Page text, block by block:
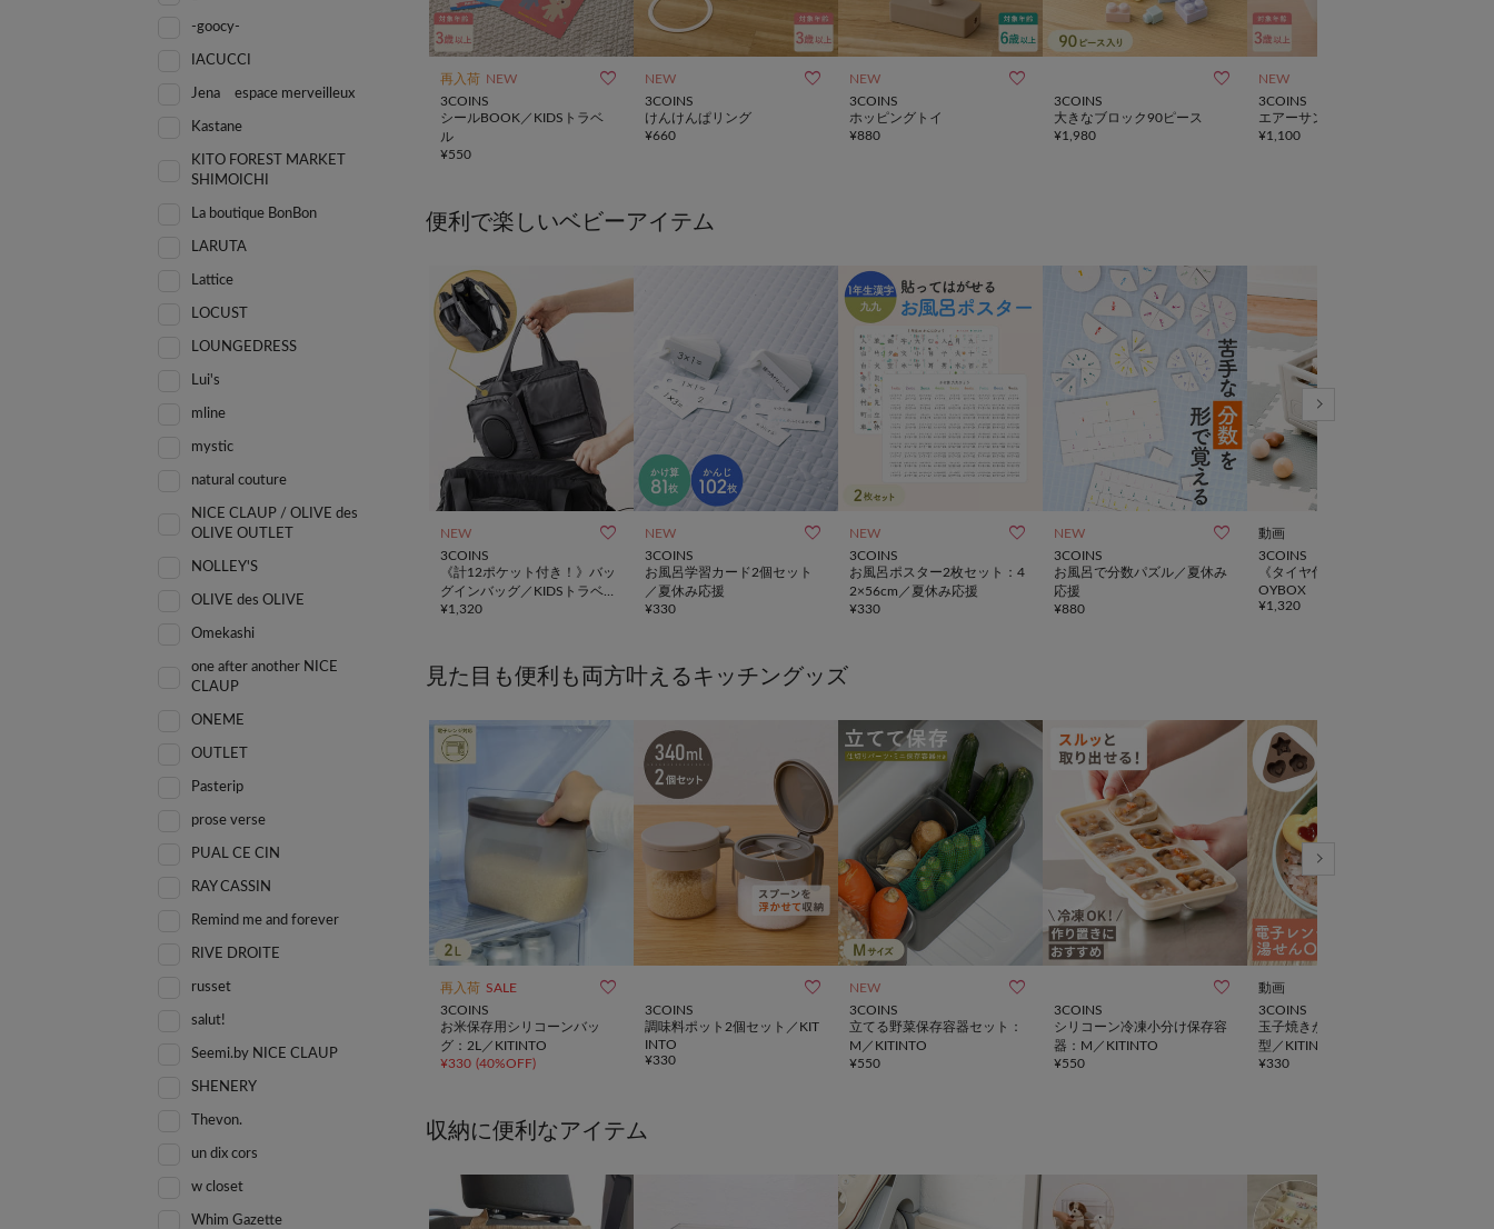
再入荷 NEW 
3COINS
シールBOOK／KIDSトラベ
ル
¥550
NEW 
3COINS
けんけんぱリング
¥660
NEW 
3COINS
ホッピングトイ
¥880

3COINS
大きなブロック90ピース
¥1,980
NEW
3COINS
エアーサンドバッグ
¥1,100
便利で楽しいベビーアイテム
NEW 
3COINS
《計12ポケット付き！》バッ
グインバッグ／KIDSトラベ
ル
¥1,320
NEW 
3COINS
お風呂学習カード2個セット
／夏休み応援
¥330
NEW 
3COINS
お風呂ポスター2枚セット：4
2×56cm／夏休み応援
¥330
NEW 
3COINS
お風呂で分数パズル／夏休み
応援
¥880
動画
3COINS
《タイヤ付き！》組み立てT
OYBOX
¥1,320
見た目も便利も両方叶えるキッチングッズ
再入荷 SALE 
3COINS
お米保存用シリコーンバッ
グ：2L／KITINTO
¥330 (40%OFF)

3COINS
調味料ポット2個セット／KIT
INTO
¥330
NEW 
3COINS
立てる野菜保存容器セット：
M／KITINTO
¥550

3COINS
シリコーン冷凍小分け保存容
器：M／KITINTO
¥550
動画
3COINS
玉子焼きが作れるシリコーン
型／KITINTO
¥330
収納に便利なアイテム
-goocy-
IACUCCI
Jena espace merveilleux
Kastane
KITO FOREST MARKET
SHIMOICHI
La boutique BonBon
LARUTA
Lattice
LOCUST
LOUNGEDRESS
Lui's
mline
mystic
natural couture
NICE CLAUP / OLIVE des
OLIVE OUTLET
NOLLEY'S
OLIVE des OLIVE
Omekashi
one after another NICE
CLAUP
ONEME
OUTLET
Pasterip
prose verse
PUAL CE CIN
RAY CASSIN
Remind me and forever
RIVE DROITE
russet
salut!
Seemi.by NICE CLAUP
SHENERY
Thevon.
un dix cors
w closet
Whim Gazette